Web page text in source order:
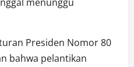
Presiden Nomor 80
bahwa pelantikan